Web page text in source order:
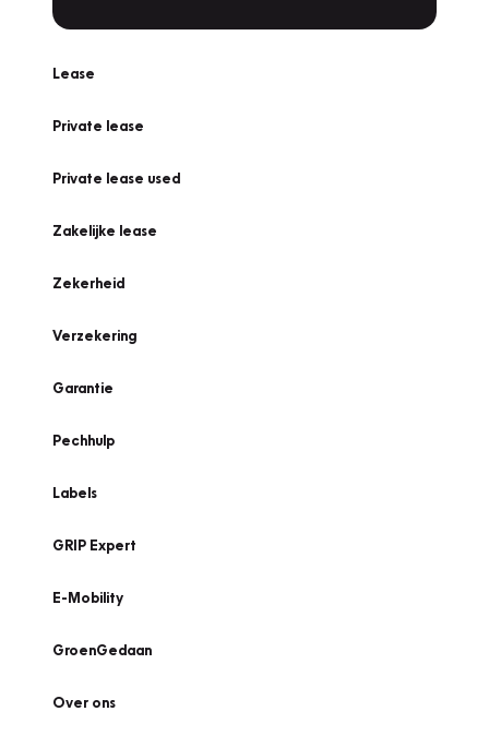
Lease
Private lease
Private lease used
Zakelijke lease
Zekerheid
Verzekering
Garantie
Pechhulp
Labels
GRIP Expert
E-Mobility
GroenGedaan
Over ons